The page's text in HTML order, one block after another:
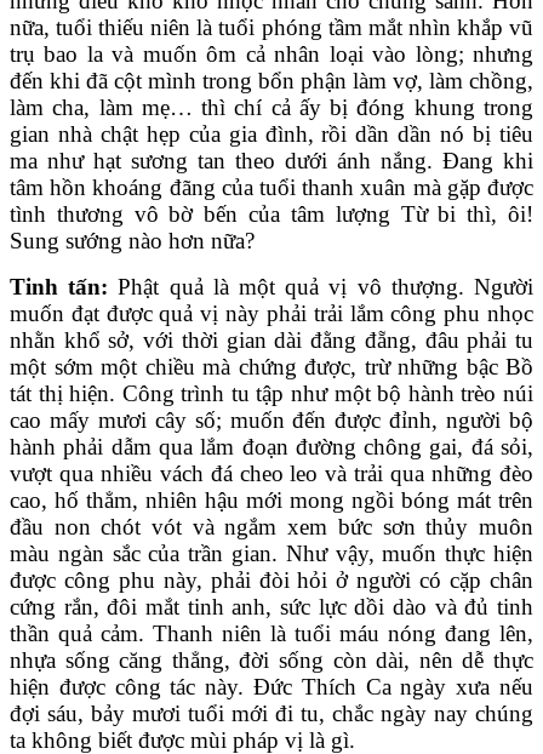
nữa, tuổi thiếu niên là tuổi phóng tầm mắt nhìn khắp vũ
trụ bao la và muốn ôm cả nhân loại vào lòng; nhưng
đến khi đã cột mình trong bổn phận làm vợ, làm chồng,
làm cha, làm mẹ… thì chí cả ấy bị đóng khung trong
gian nhà chật hẹp của gia đình, rồi dần dần nó bị tiêu
ma như hạt sương tan theo dưới ánh nắng. Đang khi
tâm hồn khoáng đãng của tuổi thanh xuân mà gặp được
tình thương vô bờ bến của tâm lượng Từ bi thì, ôi!
Sung sướng nào hơn nữa?
Tinh tấn: Phật quả là một quả vị vô thượng. Người
muốn đạt được quả vị này phải trải lắm công phu nhọc
nhằn khổ sở, với thời gian dài đằng đẵng, đâu phải tu
một sớm một chiều mà chứng được, trừ những bậc Bồ
tát thị hiện. Công trình tu tập như một bộ hành trèo núi
cao mấy mươi cây số; muốn đến được đỉnh, người bộ
hành phải dẫm qua lắm đoạn đường chông gai, đá sỏi,
vượt qua nhiều vách đá cheo leo và trải qua những đèo
cao, hố thẳm, nhiên hậu mới mong ngồi bóng mát trên
đầu non chót vót và ngắm xem bức sơn thủy muôn
màu ngàn sắc của trần gian. Như vậy, muốn thực hiện
được công phu này, phải đòi hỏi ở người có cặp chân
cứng rắn, đôi mắt tinh anh, sức lực dồi dào và đủ tinh
thần quả cảm. Thanh niên là tuổi máu nóng đang lên,
nhựa sống căng thẳng, đời sống còn dài, nên dễ thực
hiện được công tác này. Đức Thích Ca ngày xưa nếu
đợi sáu, bảy mươi tuổi mới đi tu, chắc ngày nay chúng
ta không biết được mùi pháp vị là gì.